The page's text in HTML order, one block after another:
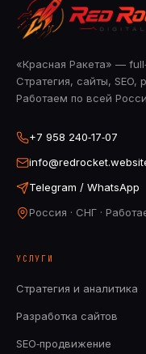
«Красная Ракета» —
Стратегия, сайты, SEO,
Работаем по всей
+7 958 240‑17‑07
Telegram / WhatsApp
Россия · СНГ ·
УСЛУГИ
Стратегия и аналитика
Разработка сайтов
SEO‑продвижение